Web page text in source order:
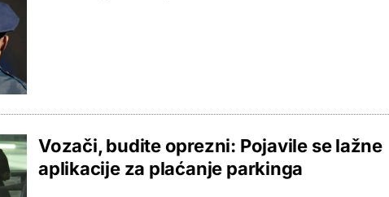
Vozači, budite oprezni: Pojavile se lažne
aplikacije za plaćanje parkinga